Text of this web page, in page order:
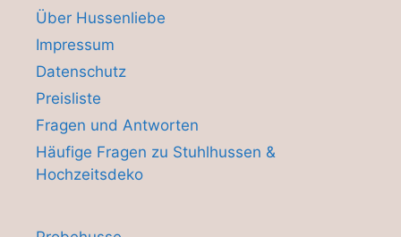
Über Hussenliebe
Impressum
Datenschutz
Preisliste
Fragen und Antworten
Häufige Fragen zu Stuhlhussen &
Hochzeitsdeko